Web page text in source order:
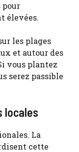
pour
élevées.
les plages
et autour des
vous plantez
serez passible
locales
La
cette